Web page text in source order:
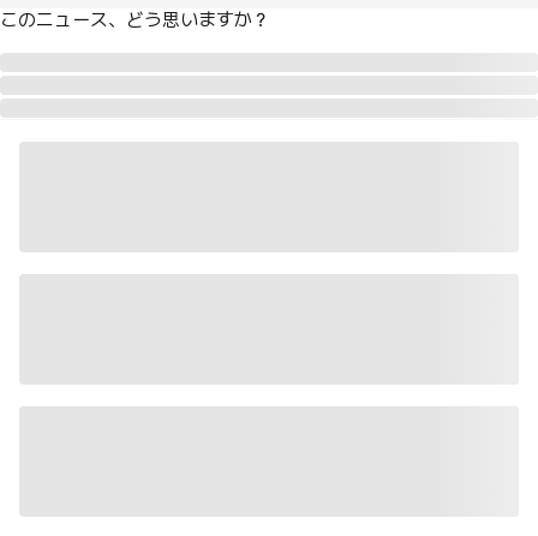
このニュース、どう思いますか？